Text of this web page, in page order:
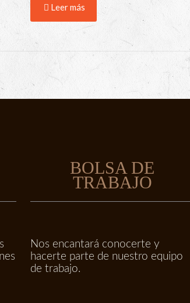
Leer más
BOLSA DE
TRABAJO
Nos encantará conocerte y
hacerte parte de nuestro equipo
de trabajo.